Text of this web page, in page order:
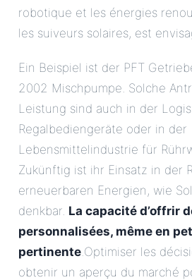
robotique et les énergies
les suiveurs solaires, est
Ein Beispiel ist der PFT
2002 Mischpumpe. Solche
Leistung sind auch in der
Regalbediengeräte oder in der
Lebensmittelindustrie für
Zukünftig ist ihr Einsatz in der
erneuerbaren Energien, wie
denkbar. La capacité d’offrir
personnalisées, même en
pertinente.Optimiser les
obtenir un aperçu du marché